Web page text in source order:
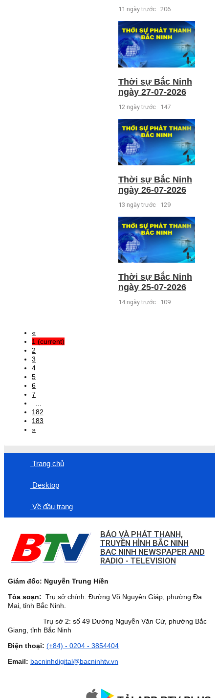
11 ngày trước 206
Thời sự Bắc Ninh
ngày 27-07-2026
12 ngày trước 147
Thời sự Bắc Ninh
ngày 26-07-2026
13 ngày trước 129
Thời sự Bắc Ninh
ngày 25-07-2026
14 ngày trước 109
«
1 (current)
2
3
4
5
6
7
182
183
»
Trang chủ
Desktop
Về đầu trang
BÁO VÀ PHÁT THANH,
TRUYỀN HÌNH BẮC NINH
BAC NINH NEWSPAPER AND
RADIO - TELEVISION
Giám đốc: Nguyễn Trung Hiền
Tòa soạn: Trụ sở chính: Đường Võ Nguyên Giáp, phường Đa
Mai, tỉnh Bắc Ninh.
Trụ sở 2: số 49 Đường Nguyễn Văn Cừ, phường Bắc
Giang, tỉnh Bắc Ninh
Điện thoại: (+84) - 0204 - 3854404
Email: bacninhdigital@bacninhtv.vn